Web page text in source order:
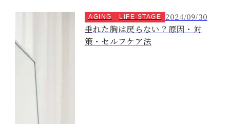
AGING LIFE STAGE 2024/09/30
垂れた胸は戻らない？原因・対
策・セルフケア法